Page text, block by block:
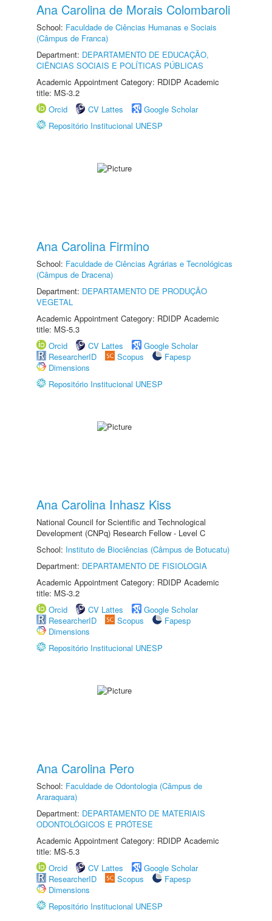
Ana Carolina de Morais Colombaroli
School: Faculdade de Ciências Humanas e Sociais
(Câmpus de Franca)
Department: DEPARTAMENTO DE EDUCAÇÃO,
CIÊNCIAS SOCIAIS E POLÍTICAS PÚBLICAS
Academic Appointment Category: RDIDP Academic
title: MS-3.2
Orcid
CV Lattes
Google Scholar
Repositório Institucional UNESP
Ana Carolina Firmino
School: Faculdade de Ciências Agrárias e Tecnológicas
(Câmpus de Dracena)
Department: DEPARTAMENTO DE PRODUÇÃO
VEGETAL
Academic Appointment Category: RDIDP Academic
title: MS-5.3
Orcid
CV Lattes
Google Scholar
ResearcherID
Scopus
Fapesp
Dimensions
Repositório Institucional UNESP
Ana Carolina Inhasz Kiss
National Council for Scientific and Technological
Development (CNPq) Research Fellow - Level C
School: Instituto de Biociências (Câmpus de Botucatu)
Department: DEPARTAMENTO DE FISIOLOGIA
Academic Appointment Category: RDIDP Academic
title: MS-3.2
Orcid
CV Lattes
Google Scholar
ResearcherID
Scopus
Fapesp
Dimensions
Repositório Institucional UNESP
Ana Carolina Pero
School: Faculdade de Odontologia (Câmpus de
Araraquara)
Department: DEPARTAMENTO DE MATERIAIS
ODONTOLÓGICOS E PRÓTESE
Academic Appointment Category: RDIDP Academic
title: MS-5.3
Orcid
CV Lattes
Google Scholar
ResearcherID
Scopus
Fapesp
Dimensions
Repositório Institucional UNESP